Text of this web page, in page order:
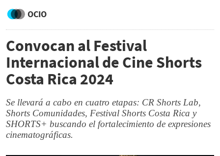
OCIO
Convocan al Festival
Internacional de Cine Shorts
Costa Rica 2024
Se llevará a cabo en cuatro etapas: CR Shorts Lab,
Shorts Comunidades, Festival Shorts Costa Rica y
SHORTS+ buscando el fortalecimiento de expresiones
cinematográficas.